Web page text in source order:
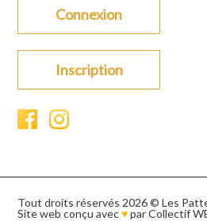
Connexion
Inscription
Tout droits réservés 2026 © Les
Site web conçu avec♥parCollectif